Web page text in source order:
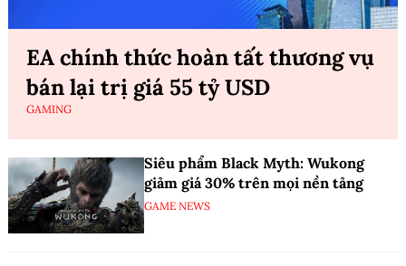
EA chính thức hoàn tất thương vụ
bán lại trị giá 55 tỷ USD
GAMING
Siêu phẩm Black Myth: Wukong
giảm giá 30% trên mọi nền tảng
GAME NEWS